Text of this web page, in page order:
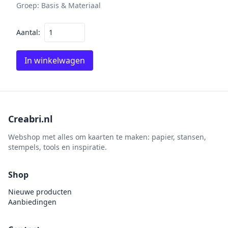
Groep: Basis & Materiaal
Aantal:
In winkelwagen
Creabri.nl
Webshop met alles om kaarten te maken: papier, stansen,
stempels, tools en inspiratie.
Shop
Nieuwe producten
Aanbiedingen